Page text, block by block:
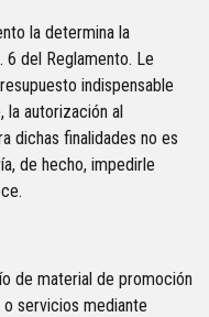
la determina la
6 del Reglamento. Le
indispensable
la autorización al
dichas finalidades no es
de hecho, impedirle
de material de promoción
servicios mediante